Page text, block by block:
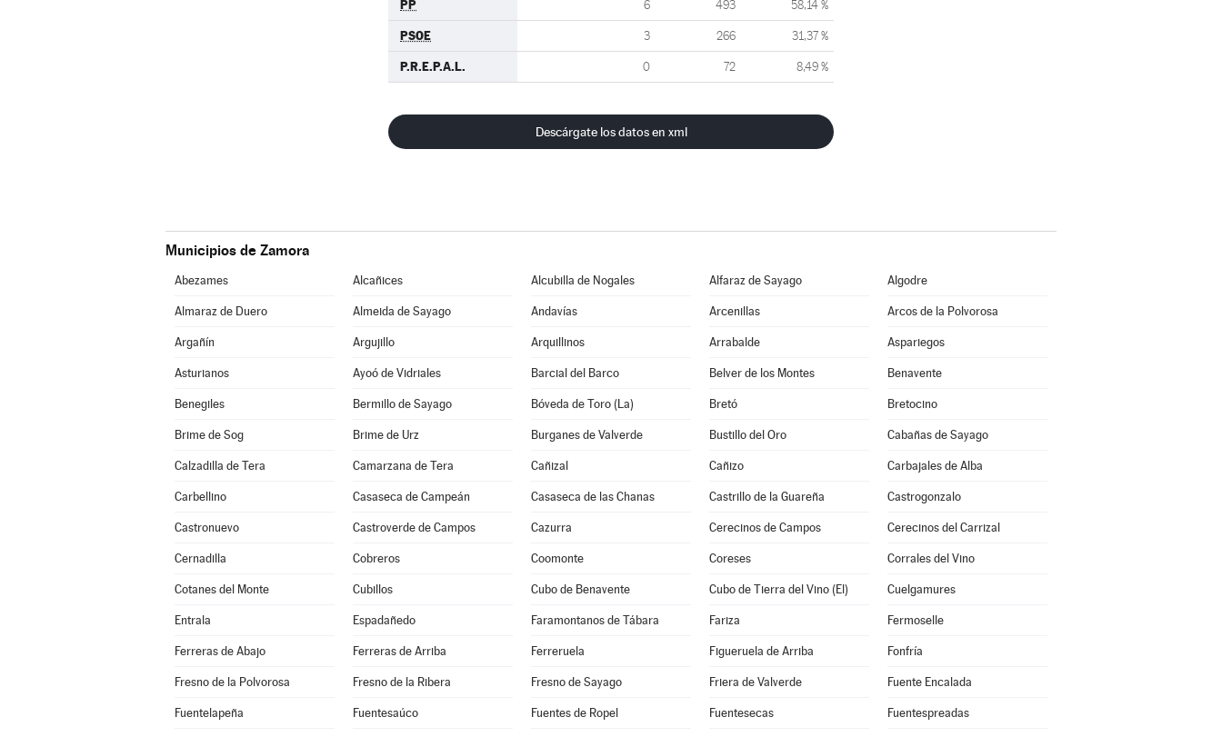
PP 6 493 58,14 %
PSOE 3 266 31,37 %
P.R.E.P.A.L. 0 72 8,49 %
Descárgate los datos en xml
Municipios de Zamora
Abezames Alcañices Alcubilla de Nogales Alfaraz de Sayago Algodre
Almaraz de Duero Almeida de Sayago Andavías Arcenillas Arcos de la Polvorosa
Argañín Argujillo Arquillinos Arrabalde Aspariegos
Asturianos Ayoó de Vidriales Barcial del Barco Belver de los Montes Benavente
Benegiles Bermillo de Sayago Bóveda de Toro (La) Bretó Bretocino
Brime de Sog Brime de Urz Burganes de Valverde Bustillo del Oro Cabañas de Sayago
Calzadilla de Tera Camarzana de Tera Cañizal Cañizo Carbajales de Alba
Carbellino Casaseca de Campeán Casaseca de las Chanas Castrillo de la Guareña Castrogonzalo
Castronuevo Castroverde de Campos Cazurra Cerecinos de Campos Cerecinos del Carrizal
Cernadilla Cobreros Coomonte Coreses Corrales del Vino
Cotanes del Monte Cubillos Cubo de Benavente Cubo de Tierra del Vino (El) Cuelgamures
Entrala Espadañedo Faramontanos de Tábara Fariza Fermoselle
Ferreras de Abajo Ferreras de Arriba Ferreruela Figueruela de Arriba Fonfría
Fresno de la Polvorosa Fresno de la Ribera Fresno de Sayago Friera de Valverde Fuente Encalada
Fuentelapeña Fuentesaúco Fuentes de Ropel Fuentesecas Fuentespreadas